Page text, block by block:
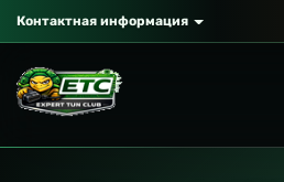
Контактная информация